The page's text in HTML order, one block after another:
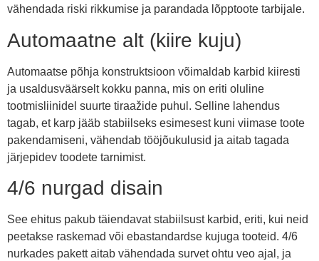
vähendada riski rikkumise ja parandada lõpptoote tarbijale.
Automaatne alt (kiire kuju)
Automaatse põhja konstruktsioon võimaldab karbid kiiresti
ja usaldusväärselt kokku panna, mis on eriti oluline
tootmisliinidel suurte tiraažide puhul. Selline lahendus
tagab, et karp jääb stabiilseks esimesest kuni viimase toote
pakendamiseni, vähendab tööjõukulusid ja aitab tagada
järjepidev toodete tarnimist.
4/6 nurgad disain
See ehitus pakub täiendavat stabiilsust karbid, eriti, kui neid
peetakse raskemad või ebastandardse kujuga tooteid. 4/6
nurkades pakett aitab vähendada survet ohtu veo ajal, ja